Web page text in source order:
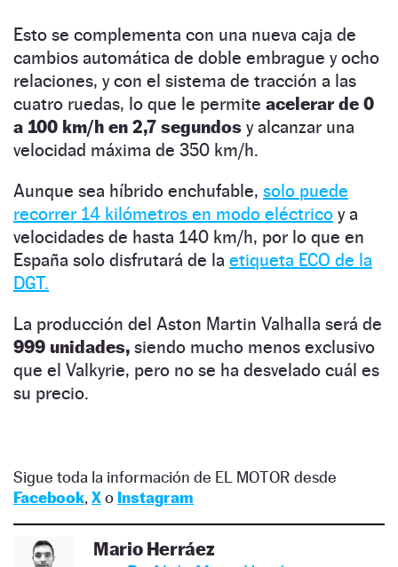
Esto se complementa con una nueva caja de
cambios automática de doble embrague y ocho
relaciones, y con el sistema de tracción a las
cuatro ruedas, lo que le permite acelerar de 0
a 100 km/h en 2,7 segundos y alcanzar una
velocidad máxima de 350 km/h.
Aunque sea híbrido enchufable, solo puede
recorrer 14 kilómetros en modo eléctrico y a
velocidades de hasta 140 km/h, por lo que en
España solo disfrutará de la etiqueta ECO de la
DGT.
La producción del Aston Martin Valhalla será de
999 unidades, siendo mucho menos exclusivo
que el Valkyrie, pero no se ha desvelado cuál es
su precio.
Sigue toda la información de EL MOTOR desde
Facebook, Xo Instagram
Mario Herráez